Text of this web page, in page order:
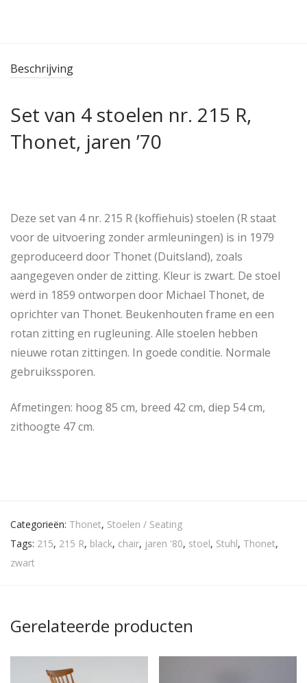
Beschrijving
Set van 4 stoelen nr. 215 R,
Thonet, jaren ’70
Deze set van 4 nr. 215 R (koffiehuis) stoelen (R staat
voor de uitvoering zonder armleuningen) is in 1979
geproduceerd door Thonet (Duitsland), zoals
aangegeven onder de zitting. Kleur is zwart. De stoel
werd in 1859 ontworpen door Michael Thonet, de
oprichter van Thonet. Beukenhouten frame en een
rotan zitting en rugleuning. Alle stoelen hebben
nieuwe rotan zittingen. In goede conditie. Normale
gebruikssporen.
Afmetingen: hoog 85 cm, breed 42 cm, diep 54 cm,
zithoogte 47 cm.
Categorieën: Thonet, Stoelen / Seating
Tags: 215, 215 R, black, chair, jaren '80, stoel, Stuhl, Thonet,
zwart
Gerelateerde producten